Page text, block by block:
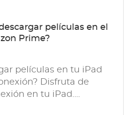
películas en el
Prime?
películas en tu iPad
Disfruta de
en tu iPad.